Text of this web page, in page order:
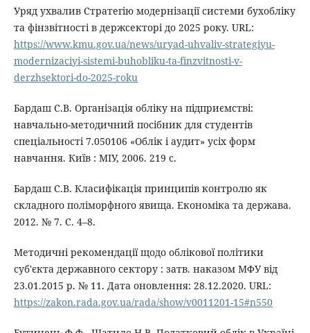
Уряд ухвалив Стратегію модернізації системи бухобліку
та фінзвітності в держсекторі до 2025 року. URL:
https://www.kmu.gov.ua/news/uryad-uhvaliv-strategiyu-
modernizaciyi-sistemi-buhobliku-ta-finzvitnosti-v-
derzhsektori-do-2025-roku
Бардаш С.В. Організація обліку на підприємстві:
навчально-методичний посібник для студентів
спеціальності 7.050106 «Облік і аудит» усіх форм
навчання. Київ : МІУ, 2006. 219 с.
Бардаш С.В. Класифікація принципів контролю як
складного поліморфного явища. Економіка та держава.
2012. № 7. С. 4–8.
Методичні рекомендації щодо облікової політики
суб'єкта державного сектору : затв. наказом МФУ від
23.01.2015 р. № 11. Дата оновлення: 28.12.2020. URL:
https://zakon.rada.gov.ua/rada/show/v0011201-15#n550